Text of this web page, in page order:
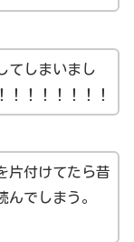
てしまいまし
！！！！！！！
片付けてたら昔
んでしまう。